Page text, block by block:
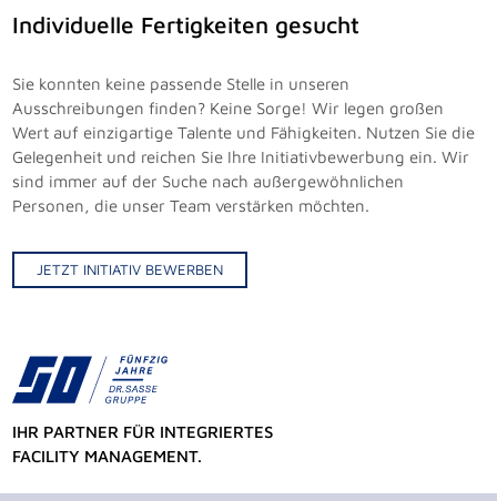
Individuelle Fertigkeiten gesucht
Sie konnten keine passende Stelle in unseren
Ausschreibungen finden? Keine Sorge! Wir legen großen
Wert auf einzigartige Talente und Fähigkeiten. Nutzen Sie die
Gelegenheit und reichen Sie Ihre Initiativbewerbung ein. Wir
sind immer auf der Suche nach außergewöhnlichen
Personen, die unser Team verstärken möchten.
JETZT INITIATIV BEWERBEN
IHR PARTNER FÜR INTEGRIERTES
FACILITY MANAGEMENT.